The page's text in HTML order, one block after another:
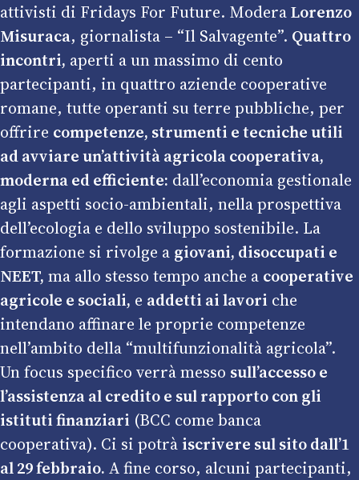
attivisti di Fridays For Future. ModeraLorenzo
Misuraca, giornalista – “Il Salvagente”. Quattro
incontri, aperti a un massimo di cento
partecipanti, in quattro aziende cooperative
romane, tutte operanti su terre pubbliche, per
offrire competenze, strumenti e tecniche utili
ad avviare un’attività agricola cooperativa,
moderna ed efficiente: dall’economia gestionale
agli aspetti socio-ambientali, nella prospettiva
dell’ecologia e dello sviluppo sostenibile. La
formazione si rivolge a giovani, disoccupati e
NEET, ma allo stesso tempo anche a cooperative
agricole e sociali, e addetti ai lavori che
intendano affinare le proprie competenze
nell’ambito della “multifunzionalità agricola”.
Un focus specifico verrà messo sull’accesso e
l’assistenza al credito e sul rapporto con gli
istituti finanziari (BCC come banca
cooperativa). Ci si potrà iscrivere sul sitodall’1
al 29 febbraio. A fine corso, alcuni partecipanti,